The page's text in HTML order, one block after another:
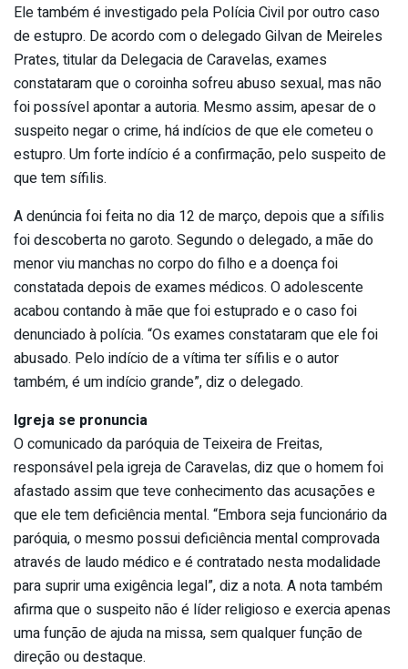
Ele também é investigado pela Polícia Civil por outro caso
de estupro. De acordo com o delegado Gilvan de Meireles
Prates, titular da Delegacia de Caravelas, exames
constataram que o coroinha sofreu abuso sexual, mas não
foi possível apontar a autoria. Mesmo assim, apesar de o
suspeito negar o crime, há indícios de que ele cometeu o
estupro. Um forte indício é a confirmação, pelo suspeito de
que tem sífilis.
A denúncia foi feita no dia 12 de março, depois que a sífilis
foi descoberta no garoto. Segundo o delegado, a mãe do
menor viu manchas no corpo do filho e a doença foi
constatada depois de exames médicos. O adolescente
acabou contando à mãe que foi estuprado e o caso foi
denunciado à polícia. “Os exames constataram que ele foi
abusado. Pelo indício de a vítima ter sífilis e o autor
também, é um indício grande”, diz o delegado.
Igreja se pronuncia
O comunicado da paróquia de Teixeira de Freitas,
responsável pela igreja de Caravelas, diz que o homem foi
afastado assim que teve conhecimento das acusações e
que ele tem deficiência mental. “Embora seja funcionário da
paróquia, o mesmo possui deficiência mental comprovada
através de laudo médico e é contratado nesta modalidade
para suprir uma exigência legal”, diz a nota. A nota também
afirma que o suspeito não é líder religioso e exercia apenas
uma função de ajuda na missa, sem qualquer função de
direção ou destaque.